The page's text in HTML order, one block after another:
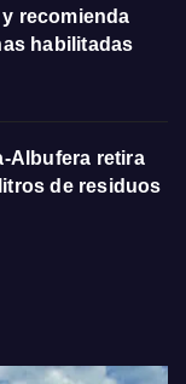
recomienda
habilitadas
Albufera retira
de residuos